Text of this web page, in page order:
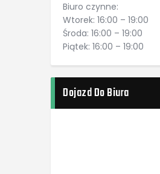
Biuro czynne:
Wtorek: 16:00 – 19:00
Środa: 16:00 – 19:00
Piątek: 16:00 – 19:00
Dojazd Do Biura